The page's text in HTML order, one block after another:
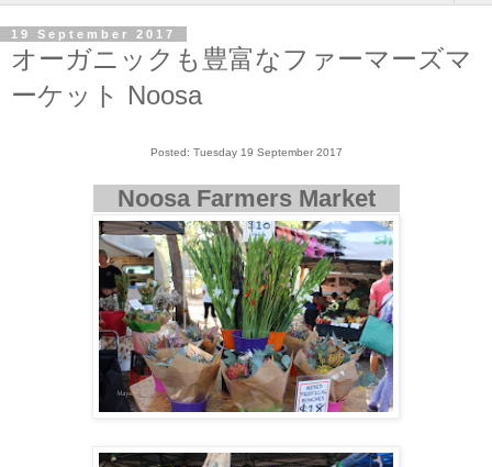
19 September 2017
オーガニックも豊富なファーマーズマ
ーケット Noosa
Posted: Tuesday 19 September 2017
Noosa Farmers Market